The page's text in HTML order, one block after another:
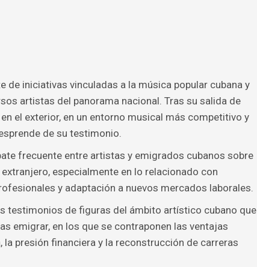
de iniciativas vinculadas a la música popular cubana y
artistas del panorama nacional. Tras su salida de
el exterior, en un entorno musical más competitivo y
de su testimonio.
frecuente entre artistas y emigrados cubanos sobre
especialmente en lo relacionado con
y adaptación a nuevos mercados laborales.
testimonios de figuras del ámbito artístico cubano que
emigrar, en los que se contraponen las ventajas
presión financiera y la reconstrucción de carreras